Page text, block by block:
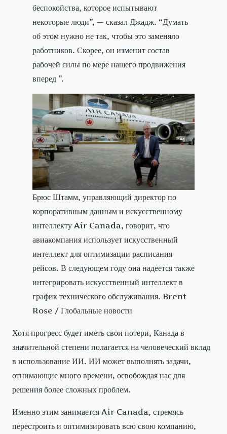
беспокойства, которое испытывают
некоторые люди”, — сказал Джадж. “Думать
об этом нужно не так, чтобы это заменяло
работников. Скорее, он изменит состав
рабочей силы по мере нашего продвижения
вперед ”.
Брюс Штамм, управляющий директор по
корпоративным данным и искусственному
интеллекту Air Canada, говорит, что
авиакомпания использует искусственный
интеллект для оптимизации расписания
рейсов. В следующем году она надеется также
интегрировать искусственный интеллект в
график технического обслуживания. Brent
Rose / Глобальные новости
Хотя прогресс будет иметь свои потери, Канада в
значительной степени полагается на человеческий вклад
в использование ИИ. ИИ может выполнять задачи,
отнимающие много времени, освобождая нас для
решения более сложных проблем.
Именно этим занимается Air Canada, стремясь
перестроить и оптимизировать всю свою компанию,